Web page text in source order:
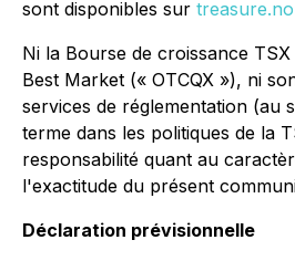
sont disponibles sur
Ni la Bourse de croissance
Best Market (« OTCQX »), ni
services de réglementation (au
terme dans les politiques de la
responsabilité quant au
l'exactitude du présent
Déclaration prévisionnelle